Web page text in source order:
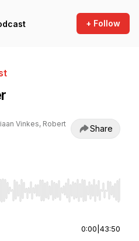
+ Follow
Vinkes, Robert
Share
to seek, Home/End to jump to
0:00 43:50